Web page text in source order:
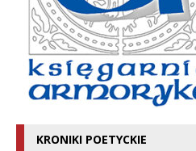
KRONIKI POETYCKIE